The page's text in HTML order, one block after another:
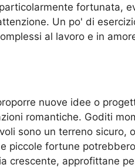
fortunata,
Un po' di
al lavoro e in
nuove idee o
romantiche. Goditi
sono un terreno
piccole fortune
crescente, approfittane